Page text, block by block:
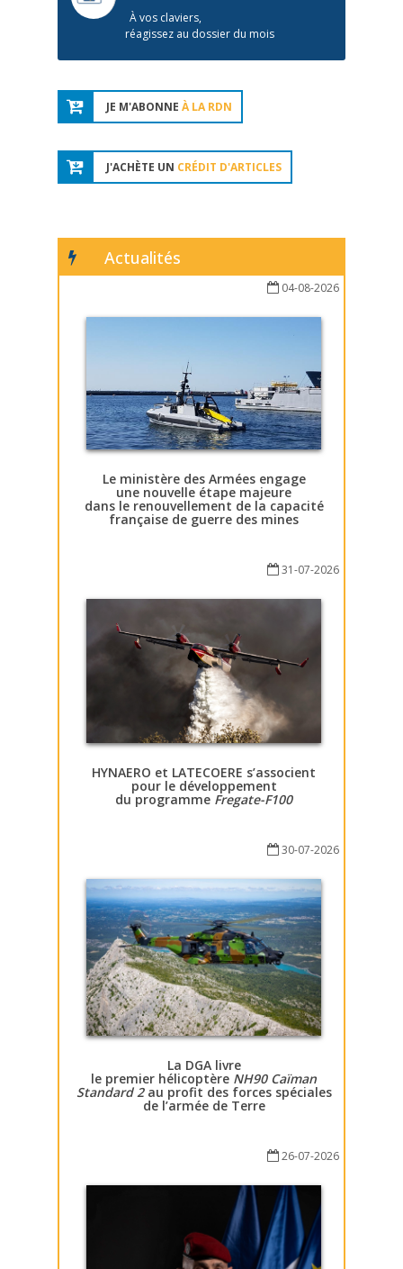
À vos claviers,
réagissez au dossier du mois
JE M'ABONNE À LA RDN
J'ACHÈTE UN CRÉDIT D'ARTICLES
Actualités
04-08-2026
Le ministère des Armées engage
une nouvelle étape majeure
dans le renouvellement de la capacité
française de guerre des mines
31-07-2026
HYNAERO et LATECOERE s’associent
pour le développement
du programme Fregate-F100
30-07-2026
La DGA livre
le premier hélicoptère NH90 Caïman
Standard 2au profit des forces spéciales
de l’armée de Terre
26-07-2026